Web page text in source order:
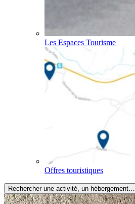
Les Espaces Tourisme
Offres touristiques
Rechercher une activité, un hébergement…